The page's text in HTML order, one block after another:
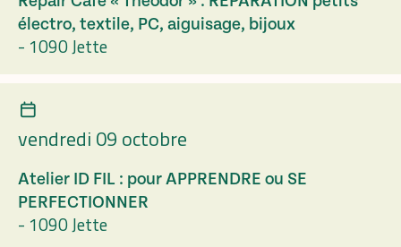
électro, textile, PC, aiguisage, bijoux
- 1090 Jette
vendredi 09 octobre
Atelier ID FIL : pour APPRENDRE ou SE
PERFECTIONNER
- 1090 Jette